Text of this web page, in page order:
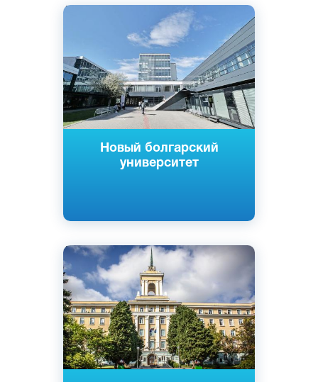
Новый болгарский
университет
Английский
София, Болгария
Частный
Английский
Болгарский
Варна, Болгария
Государственный